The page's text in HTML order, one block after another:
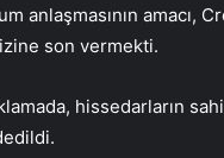
anlaşmasının amacı,
son vermekti.
hissedarların